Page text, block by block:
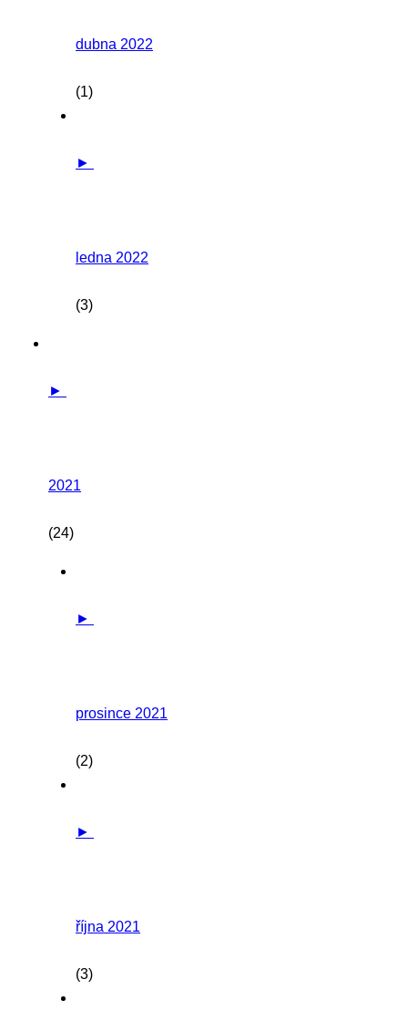
dubna 2022
(1)
►
ledna 2022
(3)
►
2021
(24)
►
prosince 2021
(2)
►
října 2021
(3)